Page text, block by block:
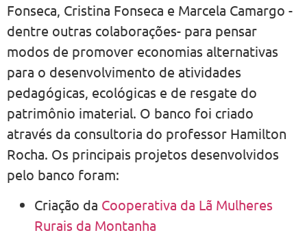
Fonseca, Cristina Fonseca e Marcela Camargo -
dentre outras colaborações- para pensar
modos de promover economias alternativas
para o desenvolvimento de atividades
pedagógicas, ecológicas e de resgate do
patrimônio imaterial. O banco foi criado
através da consultoria do professor Hamilton
Rocha. Os principais projetos desenvolvidos
pelo banco foram:
Criação da Cooperativa da Lã Mulheres
Rurais da Montanha